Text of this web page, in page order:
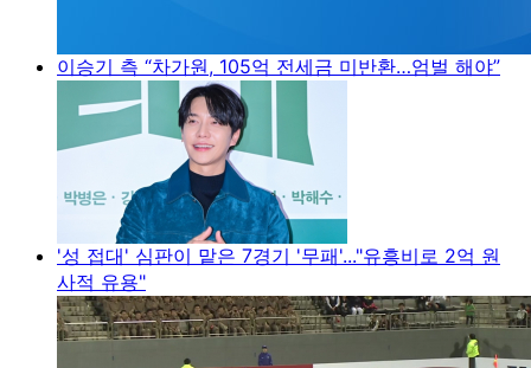
이승기 측 “차가원, 105억 전세금 미반환…엄벌 해야”
'성 접대' 심판이 맡은 7경기 '무패'..."유흥비로 2억 원
사적 유용"